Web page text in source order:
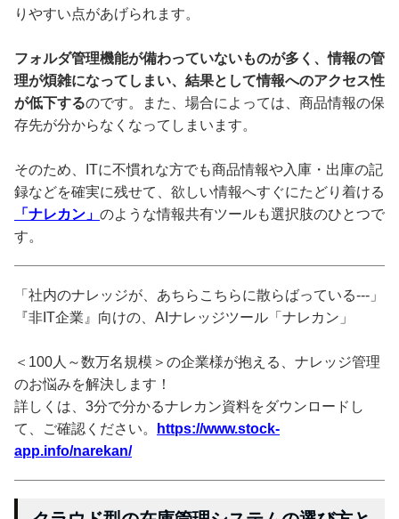
りやすい点があげられます。
フォルダ管理機能が備わっていないものが多く、情報の管
理が煩雑になってしまい、結果として情報へのアクセス性
が低下するのです。また、場合によっては、商品情報の保
存先が分からなくなってしまいます。
そのため、ITに不慣れな方でも商品情報や入庫・出庫の記
録などを確実に残せて、欲しい情報へすぐにたどり着ける
「ナレカン」 のような情報共有ツールも選択肢のひとつで
す。
「社内のナレッジが、あちらこちらに散らばっている---」
『非IT企業』向けの、AIナレッジツール「ナレカン」
＜100人～数万名規模＞の企業様が抱える、ナレッジ管理
のお悩みを解決します！
詳しくは、3分で分かるナレカン資料をダウンロードし
て、ご確認ください。
https://www.stock-
app.info/narekan/